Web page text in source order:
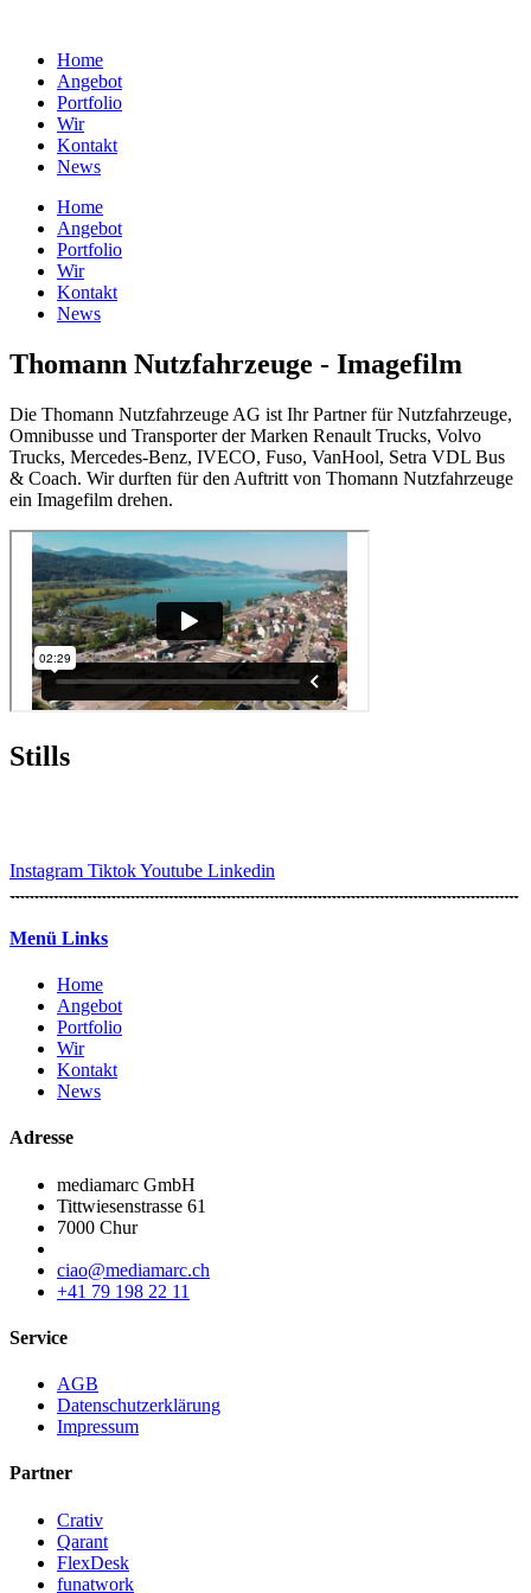
Home
Angebot
Portfolio
Wir
Kontakt
News
Home
Angebot
Portfolio
Wir
Kontakt
News
Thomann Nutzfahrzeuge - Imagefilm
Die Thomann Nutzfahrzeuge AG ist Ihr Partner für Nutzfahrzeuge,
Omnibusse und Transporter der Marken Renault Trucks, Volvo
Trucks, Mercedes-Benz, IVECO, Fuso, VanHool, Setra VDL Bus
& Coach. Wir durften für den Auftritt von Thomann Nutzfahrzeuge
ein Imagefilm drehen.
Stills
Instagram TiktokYoutube Linkedin
Menü Links
Home
Angebot
Portfolio
Wir
Kontakt
News
Adresse
mediamarc GmbH
Tittwiesenstrasse 61
7000 Chur
ciao@mediamarc.ch
+41 79 198 22 11
Service
AGB
Datenschutzerklärung
Impressum
Partner
Crativ
Qarant
FlexDesk
funatwork